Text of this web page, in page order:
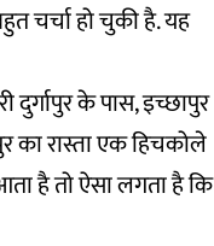
चर्चा हो चुकी है. यह
के पास, इच्छापुर
का रास्ता एक हिचकोले
है तो ऐसा लगता है कि